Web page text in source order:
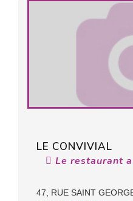
LE CONVIVIAL
Le restaurant
47, RUE SAINT